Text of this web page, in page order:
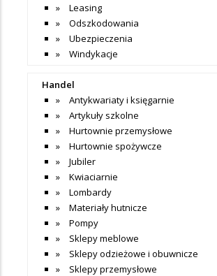
Leasing
Odszkodowania
Ubezpieczenia
Windykacje
Handel
Antykwariaty i księgarnie
Artykuły szkolne
Hurtownie przemysłowe
Hurtownie spożywcze
Jubiler
Kwiaciarnie
Lombardy
Materiały hutnicze
Pompy
Sklepy meblowe
Sklepy odzieżowe i obuwnicze
Sklepy przemysłowe